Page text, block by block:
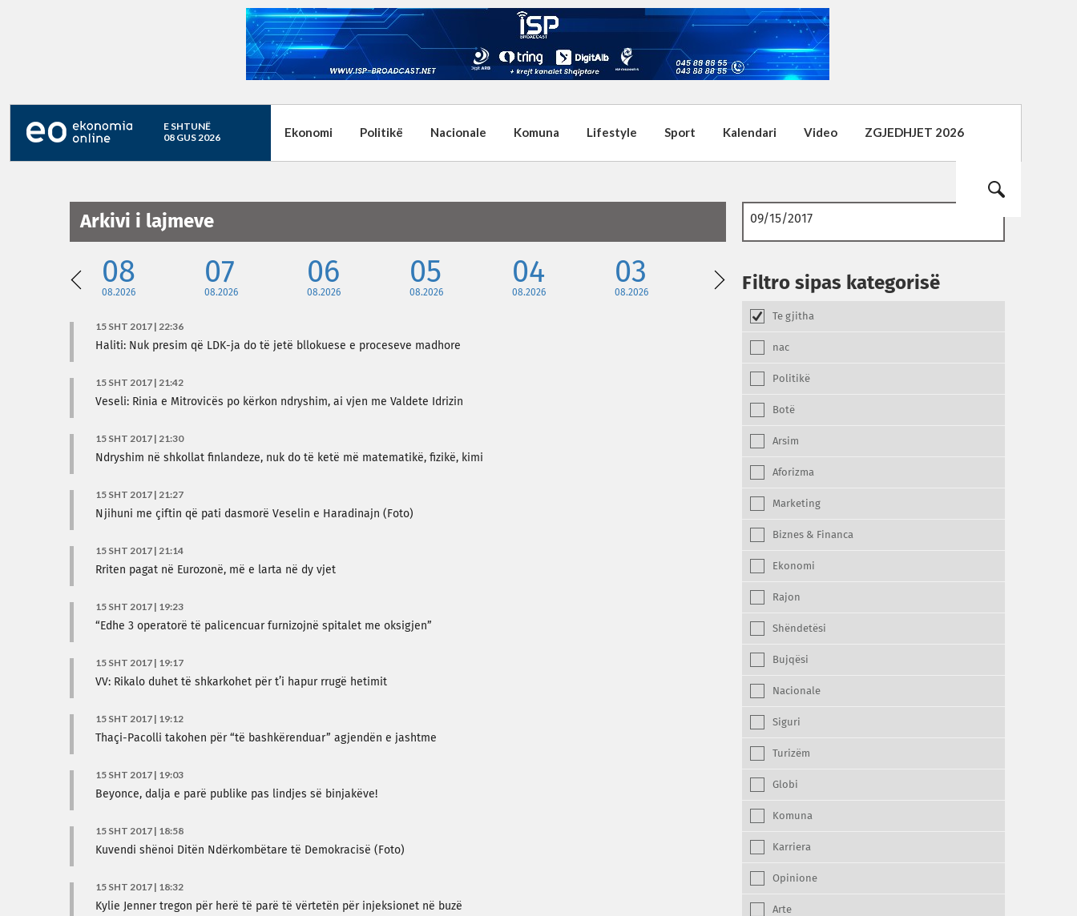
E SHTUNË
08 GUS 2026
Ekonomi Politikë Nacionale Komuna Lifestyle Sport Kalendari Video ZGJEDHJET 2026
Arkivi i lajmeve
08
08.2026
07
08.2026
06
08.2026
05
08.2026
04
08.2026
03
08.2026
02 01
15 SHT 2017 | 22:36
Haliti: Nuk presim që LDK-ja do të jetë bllokuese e proceseve madhore
15 SHT 2017 | 21:42
Veseli: Rinia e Mitrovicës po kërkon ndryshim, ai vjen me Valdete Idrizin
15 SHT 2017 | 21:30
Ndryshim në shkollat finlandeze, nuk do të ketë më matematikë, fizikë, kimi
15 SHT 2017 | 21:27
Njihuni me çiftin që pati dasmorë Veselin e Haradinajn (Foto)
15 SHT 2017 | 21:14
Rriten pagat në Eurozonë, më e larta në dy vjet
15 SHT 2017 | 19:23
“Edhe 3 operatorë të palicencuar furnizojnë spitalet me oksigjen”
15 SHT 2017 | 19:17
VV: Rikalo duhet të shkarkohet për t’i hapur rrugë hetimit
15 SHT 2017 | 19:12
Thaçi-Pacolli takohen për “të bashkërenduar” agjendën e jashtme
15 SHT 2017 | 19:03
Beyonce, dalja e parë publike pas lindjes së binjakëve!
15 SHT 2017 | 18:58
Kuvendi shënoi Ditën Ndërkombëtare të Demokracisë (Foto)
15 SHT 2017 | 18:32
Kylie Jenner tregon për herë të parë të vërtetën për injeksionet në buzë
Filtro sipas kategorisë
Te gjitha
nac
Politikë
Botë
Arsim
Aforizma
Marketing
Biznes & Financa
Ekonomi
Rajon
Shëndetësi
Bujqësi
Nacionale
Siguri
Turizëm
Globi
Komuna
Karriera
Opinione
Arte